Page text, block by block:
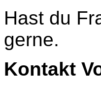
Hast du
gerne.
Kontakt